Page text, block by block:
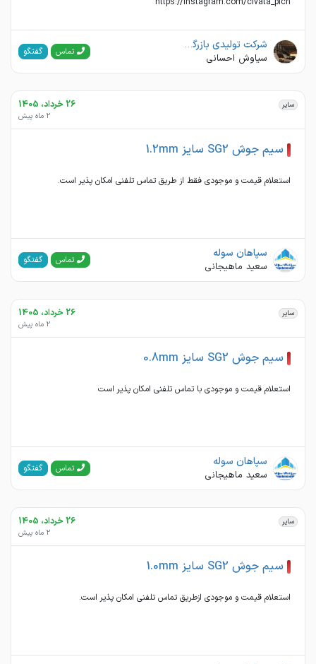
شرکت تولیدی بازرگانی اهن و فولاد احسان
سیاوش احسانی
تماس گفتگو
سایر 26 خرداد، 1405
2 ماه پیش
سیم جوش SG2 سایز 1.2mm
استعلام قیمت و موجودی فقط از طریق تماس تلفنی امکان پذیر است.
سپاهان سوله
سعید ماهیجانی تماس گفتگو
سایر 26 خرداد، 1405
2 ماه پیش
سیم جوش SG2 سایز 0.8mm
استعلام قیمت و موجودی با تماس تلفنی امکان پذیر است
سپاهان سوله
سعید ماهیجانی تماس گفتگو
سایر 26 خرداد، 1405
2 ماه پیش
سیم جوش SG2 سایز 1.0mm
استعلام قیمت و موجودی ازطریق تماس تلفنی امکان پذیر است.